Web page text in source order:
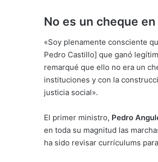
No es un cheque
«Soy plenamente consciente
Pedro Castillo] que ganó
remarqué que ello no era un
instituciones y con la
justicia social».
El primer ministro, Pedro
en toda su magnitud las
ha sido revisar currículums